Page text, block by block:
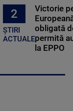
2
ȘTIRI
ACTUALE
Victorie
obligată
permită
la EPPO